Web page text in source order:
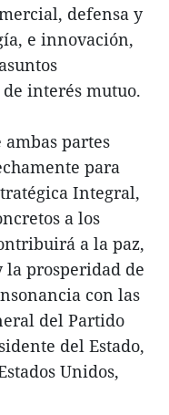
defensa y
e innovación,
interés mutuo.
ambas partes
para
Integral,
a los
a la paz,
prosperidad de
con las
del Partido
del Estado,
Unidos,